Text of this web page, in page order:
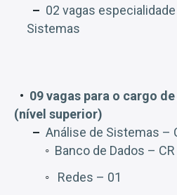
02 vagas
Sistemas
09 vagas para o cargo
(nível superior)
Análise de Sistemas –
Banco de Dados – CR
Redes – 01